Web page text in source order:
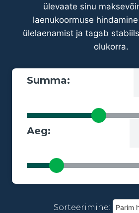
ülevaate sinu
laenukoormuse
ülelaenamist ja tagab
olukorra.
Summa:
Aeg:
Sorteerimine: